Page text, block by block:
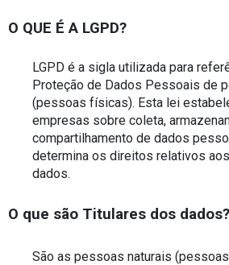
O QUE É A LGPD?
LGPD é a sigla utilizada para
Proteção de Dados Pessoais de
(pessoas físicas). Esta lei
empresas sobre coleta,
compartilhamento de dados
determina os direitos relativos
dados.
O que são Titulares dos dados?
São as pessoas naturais